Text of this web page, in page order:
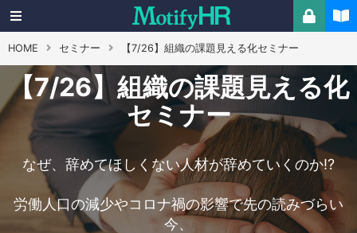
HOME セミナー 【7/26】組織の課題見える化セミナー
【7/26】組織の課題見える化
セミナー
なぜ、辞めてほしくない人材が辞めていくのか⁉
労働人口の減少やコロナ禍の影響で先の読みづらい
今、